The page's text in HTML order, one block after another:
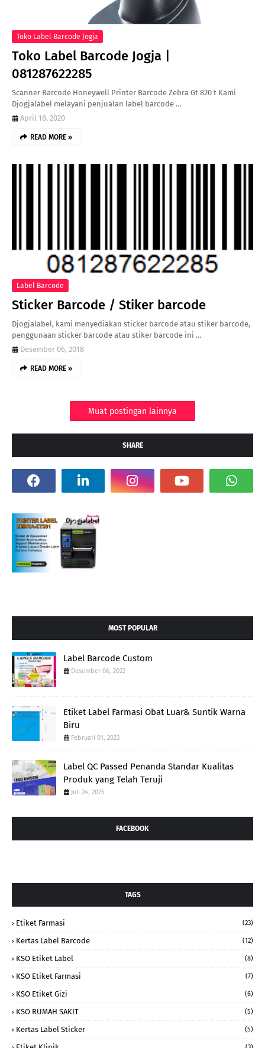
Toko Label Barcode Jogja
Toko Label Barcode Jogja |
081287622285
Scanner Barcode Honeywell Printer Barcode Zebra Gt 820 t Kami
Djogjalabel melayani penjualan label barcode …
April 18, 2020
READ MORE »
Label Barcode
Sticker Barcode / Stiker barcode
Djogjalabel, kami menyediakan sticker barcode atau stiker barcode,
penggunaan sticker barcode atau stiker barcode ini …
Desember 06, 2018
READ MORE »
Muat postingan lainnya
SHARE
MOST POPULAR
Label Barcode Custom
Desember 06, 2022
Etiket Label Farmasi Obat Luar& Suntik Warna
Biru
Februari 01, 2023
Label QC Passed Penanda Standar Kualitas
Produk yang Telah Teruji
Juli 24, 2025
FACEBOOK
TAGS
Etiket Farmasi (23)
Kertas Label Barcode (12)
KSO Etiket Label (8)
KSO Etiket Farmasi (7)
KSO Etiket Gizi (6)
KSO RUMAH SAKIT (5)
Kertas Label Sticker (5)